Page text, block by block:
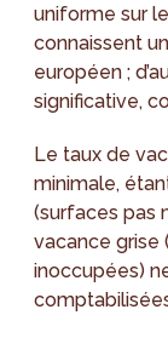
uniforme sur
connaissent
européen ;
significative,
Le taux de
minimale,
(surfaces pas
vacance grise
inoccupées)